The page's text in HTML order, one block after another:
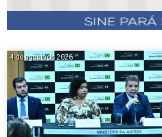
4 de agosto de 2026